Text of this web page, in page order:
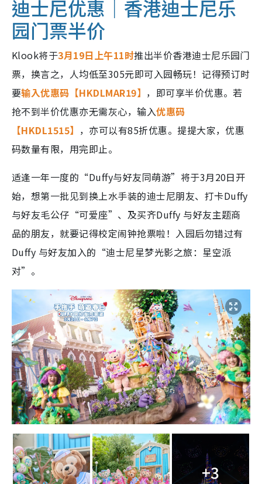
迪士尼优惠｜香港迪士尼乐
园门票半价
Klook将于3月19日上午11时推出半价香港迪士尼乐园门
票，换言之，人均低至305元即可入园畅玩！记得预订时
要输入优惠码【HKDLMAR19】 ，即可享半价优惠。若
抢不到半价优惠亦无需灰心，输入优惠码
【HKDL1515】 ，亦可以有85折优惠。提提大家，优惠
码数量有限，用完即止。
适逢一年一度的“Duffy与好友同萌游”将于3月20日开
始，想第一批见到换上水手装的迪士尼朋友、打卡Duffy
与好友毛公仔“可爱座”、及买齐Duffy 与好友主题商
品的朋友，就要记得校定闹钟抢票啦！入园后勿错过有
Duffy 与好友加入的“迪士尼星梦光影之旅：星空派
对”。
+3